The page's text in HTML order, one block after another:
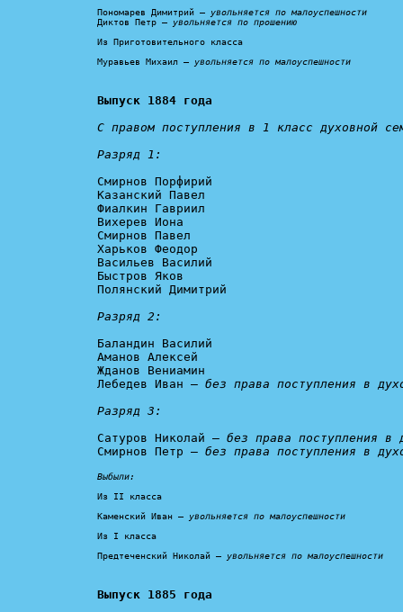
Пономарев Димитрий – увольняется по малоуспешности
Диктов Петр – увольняется по прошению
Из Приготовительного класса
Муравьев Михаил – увольняется по малоуспешности
Выпуск 1884 года
С правом поступления в 1 класс духовной
Разряд 1:
Смирнов Порфирий
Казанский Павел
Фиалкин Гавриил
Вихерев Иона
Смирнов Павел
Харьков Феодор
Васильев Василий
Быстров Яков
Полянский Димитрий
Разряд 2:
Баландин Василий
Аманов Алексей
Жданов Вениамин
Лебедев Иван – без права поступления в
Разряд 3:
Сатуров Николай – без права поступления в
Смирнов Петр – без права поступления в
Выбыли:
Из II класса
Каменский Иван – увольняется по малоуспешности
Из I класса
Предтеченский Николай – увольняется по малоуспешности
Выпуск 1885 года